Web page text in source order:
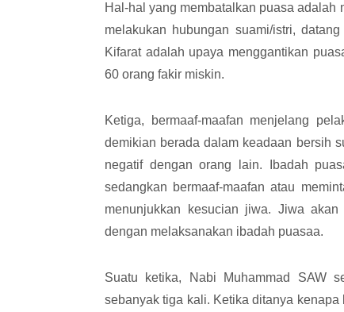
Hal-hal yang membatalkan puasa adalah
melakukan hubungan suami/istri,
Kifarat adalah upaya menggantikan
60 orang fakir miskin.
Ketiga, bermaaf-maafan menjelang
demikian berada dalam keadaan bersih
negatif dengan orang lain. Ibadah
sedangkan bermaaf-maafan atau
menunjukkan kesucian jiwa. Jiwa
dengan melaksanakan ibadah puasaa.
Suatu ketika, Nabi Muhammad SAW
sebanyak tiga kali. Ketika ditanya